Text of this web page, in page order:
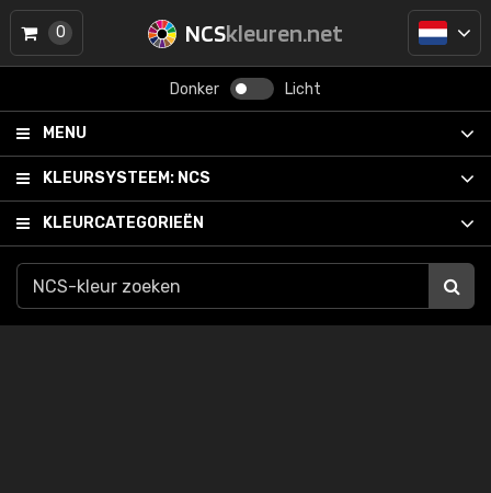
NCSkleuren.net
Donker Licht
MENU
KLEURSYSTEEM: NCS
KLEURCATEGORIEËN
0